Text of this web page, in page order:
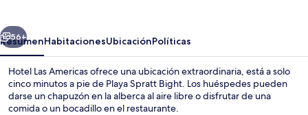
Siguiente
56+
ResumenHabitacionesUbicaciónPolíticas
Hotel Las Americas ofrece una ubicación extraordinaria, está a solo
cinco minutos a pie de Playa Spratt Bight. Los huéspedes pueden
darse un chapuzón en la alberca al aire libre o disfrutar de una
comida o un bocadillo en el restaurante.